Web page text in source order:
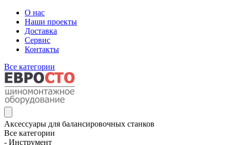
О нас
Наши проекты
Доставка
Сервис
Контакты
Все категории
Аксессуары для балансировочных станков
Все категории
- Инструмент